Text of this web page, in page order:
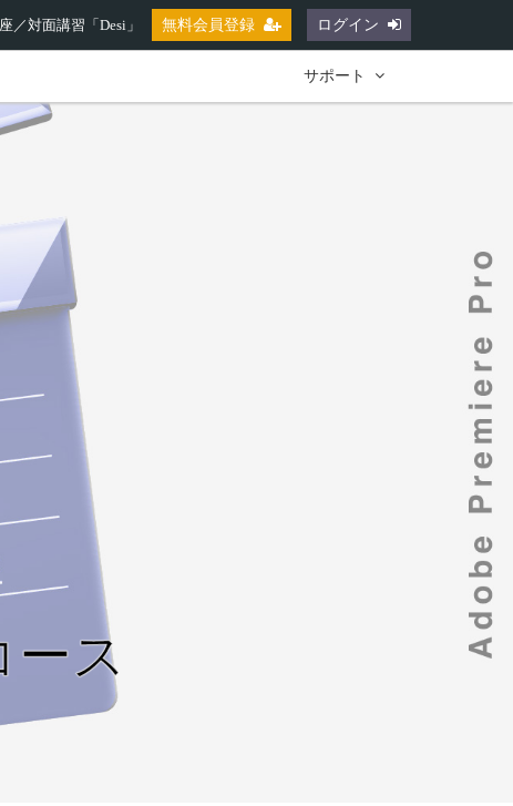
／対面講習「Desi」 無料会員登録 ログイン
サポート
ース